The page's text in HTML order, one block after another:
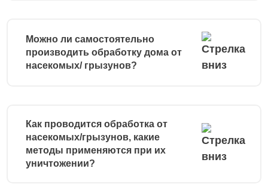
Можно ли самостоятельно
производить обработку дома от
насекомых/ грызунов?
Как проводится обработка от
насекомых/грызунов, какие
методы применяются при их
уничтожении?